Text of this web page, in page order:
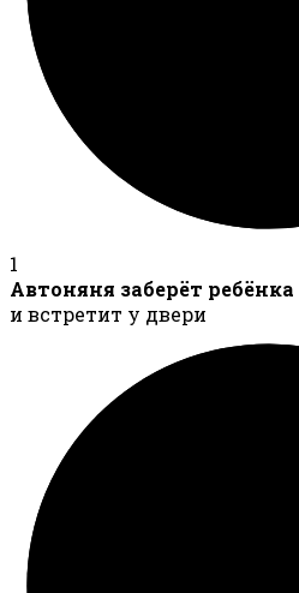
1
Автоняня заберёт ребёнка
и встретит у двери